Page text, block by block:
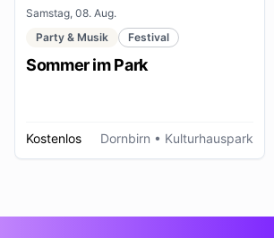
Samstag, 08. Aug.
Party & Musik
Festival
Sommer im Park
Kostenlos Dornbirn • Kulturhauspark